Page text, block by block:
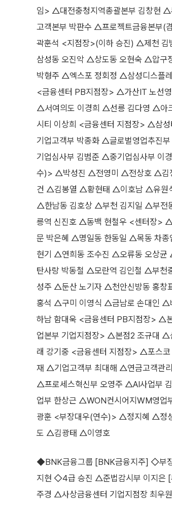
임> △대전충청지역총괄본부 김창현
고객본부 박판수 △프로젝트금융본부(
곽훈석 <지점장>(이하 승진) △제천
삼성동 오진악 △상도동 오현숙 △압
박형주 △엑스포 정회정 △삼성디스플
<금융센터 PB지점장> △가산IT 노선
△서여의도 이경희 △선릉 김다영 △아
시티 이상희 <금융센터 지점장> △삼
기업고객부 박종화 △글로벌영업추진
기업심사부 김범준 △중기업심사부 이
수)> △박성진 △전영미 △전상호 △
건 △김봉열 △황현태 △이호남 △유원
△한남동 김호상 △부천 김지일 △부전
릉역 신진호 △동백 현철우 <센터장>
문 박은혜 △명일동 한동일 △목동 차
현기 △연희동 조수진 △오류동 오상
탄사랑 박동철 △모란역 김인철 △부
성주 △둔산 노기자 △천안신방동 홍
홍석 △구미 이영식 △금남로 손대인 △
하남 함대욱 <금융센터 PB지점장> △
업본부 기업지점장> △본점2 조규대
래 강기중 <금융센터 지점장> △포스
재 △기업고객부 최대해 △연금고객관
△프로세스혁신부 오영주 △AI사업부
업부 한상근 △WON컨시어지WM영
광훈 <부장대우(연수)> △정지혜 △
도 △김광태 △이영호
◆BNK금융그룹 [BNK금융지주] ◇부
지현 ◇4급 승진 △준법감시부 이지은
주경 △사상금융센터 기업지점장 최우